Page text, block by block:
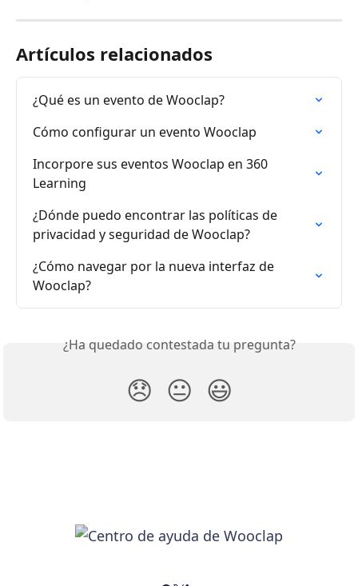
Artículos relacionados
¿Qué es un evento de Wooclap?
Cómo configurar un evento Wooclap
Incorpore sus eventos Wooclap en 360
Learning
¿Dónde puedo encontrar las políticas de
privacidad y seguridad de Wooclap?
¿Cómo navegar por la nueva interfaz de
Wooclap?
¿Ha quedado contestada tu pregunta?
😞 😐 😃